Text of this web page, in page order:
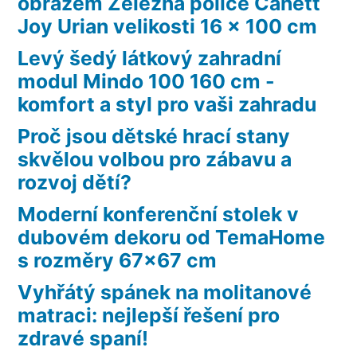
Joy Urian velikosti 16 x 100 cm
Levý šedý látkový zahradní
modul Mindo 100 160 cm -
komfort a styl pro vaši zahradu
Proč jsou dětské hrací stany
skvělou volbou pro zábavu a
rozvoj dětí?
Moderní konferenční stolek v
dubovém dekoru od TemaHome
s rozměry 67×67 cm
Vyhřátý spánek na molitanové
matraci: nejlepší řešení pro
zdravé spaní!